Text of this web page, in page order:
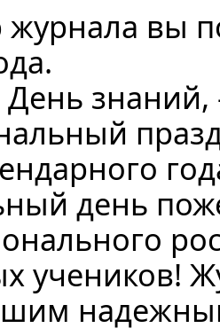
вы
День
день
учеников!